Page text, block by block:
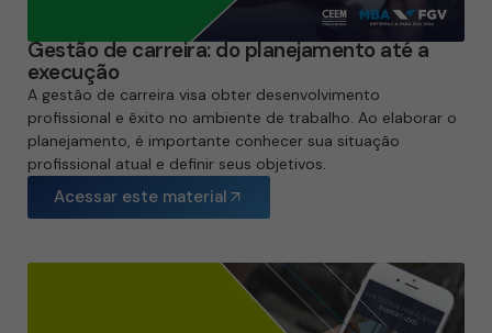
Gestão de carreira: do planejamento até a
execução
A gestão de carreira visa obter desenvolvimento
profissional e êxito no ambiente de trabalho. Ao elaborar o
planejamento, é importante conhecer sua situação
profissional atual e definir seus objetivos.
Acessar este material